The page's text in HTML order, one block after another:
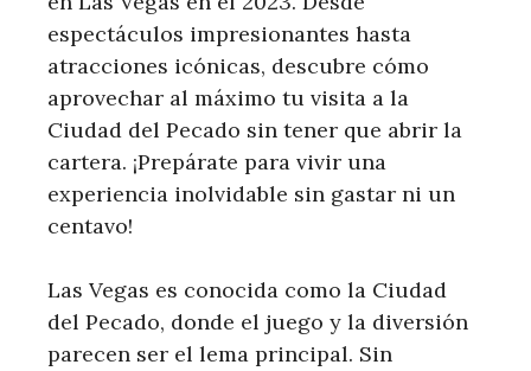
espectáculos impresionantes hasta
atracciones icónicas, descubre cómo
aprovechar al máximo tu visita a la
Ciudad del Pecado sin tener que abrir la
cartera. ¡Prepárate para vivir una
experiencia inolvidable sin gastar ni un
centavo!
Las Vegas es conocida como la Ciudad
del Pecado, donde el juego y la diversión
parecen ser el lema principal. Sin